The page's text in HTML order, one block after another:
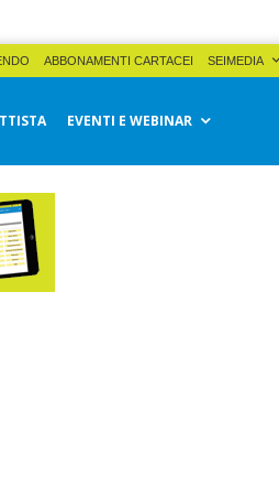
ABBONAMENTI CARTACEI SEIMEDIA
EVENTI E WEBINAR